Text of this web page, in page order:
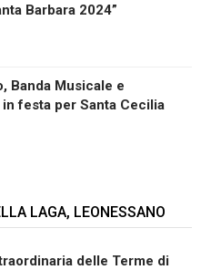
Barbara 2024”
Banda Musicale e
festa per Santa Cecilia
LAGA, LEONESSANO
delle Terme di